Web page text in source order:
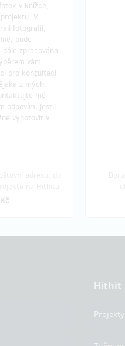
v knížce,
V
fotografii,
bude
zpracována
vám
pro konzultaci
z mých
mě
odpovím, jestli
vyhotovit v
Hithit
Projekty